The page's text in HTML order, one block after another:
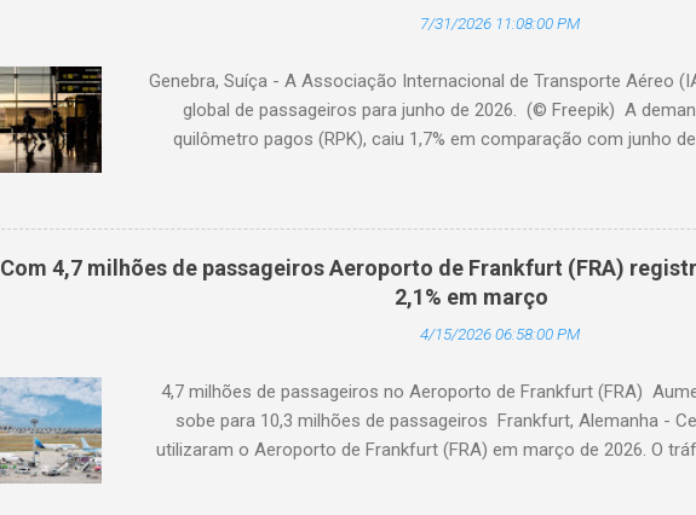
7/31/2026 11:08:00 PM
Genebra, Suíça - A Associação Internacional de Transporte Aéreo
global de passageiros para junho de 2026. (© Freepik) A
quilômetro pagos (RPK), caiu 1,7% em comparação com junho
1,3% em relação ao ano anterior. A taxa de ocupação foi de
com junho de 2025). A demanda internacional caiu 0,9% em
Oriente Médio, a demanda cresceu 1,1%. A capacidade diminuiu
de ocupação foi de 84,2% (-0,2 ponto percentual em
doméstica contraiu 3,0% em comparação com junho de 2025. A
ano anterior. O fator de ocupação foi de 84,0% (-0,5 ponto
Com 4,7 milhões de passageiros Aeroporto de Frankfurt (FRA)
2,1% em março
4/15/2026 06:58:00 PM
4,7 milhões de passageiros no Aeroporto de Frankfurt (FRA)
sobe para 10,3 milhões de passageiros Frankfurt, Alemanha -
utilizaram o Aeroporto de Frankfurt (FRA) em março de 2026. O
conjuntura geopolítica. Cerca de 100 mil passageiros no FRA foram